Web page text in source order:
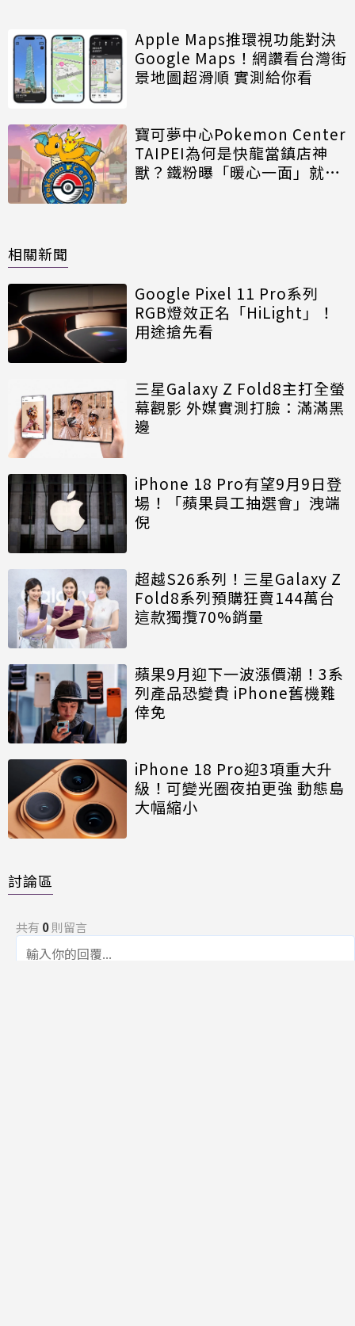
Apple Maps推環視功能對決
Google Maps！網讚看台灣街
景地圖超滑順 實測給你看
寶可夢中心Pokemon Center
TAIPEI為何是快龍當鎮店神
獸？鐵粉曝「暖心一面」就像
相關新聞
Google Pixel 11 Pro系列
RGB燈效正名「HiLight」！
用途搶先看
三星Galaxy Z Fold8主打全螢
幕觀影 外媒實測打臉：滿滿黑
邊
iPhone 18 Pro有望9月9日登
場！「蘋果員工抽選會」洩端
倪
超越S26系列！三星Galaxy Z
Fold8系列預購狂賣144萬台
這款獨攬70%銷量
蘋果9月迎下一波漲價潮！3系
列產品恐變貴 iPhone舊機難
倖免
iPhone 18 Pro迎3項重大升
級！可變光圈夜拍更強 動態島
大幅縮小
討論區
共有 0則留言